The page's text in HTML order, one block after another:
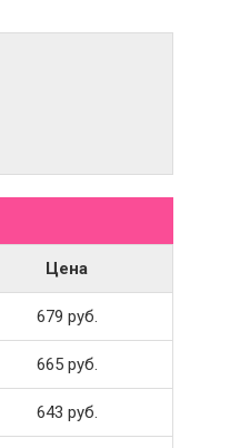
Цена
679 руб.
665 руб.
643 руб.